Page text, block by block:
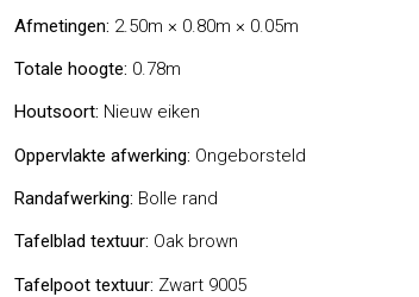
Afmetingen: 2.50m × 0.80m × 0.05m
Totale hoogte: 0.78m
Houtsoort: Nieuw eiken
Oppervlakte afwerking: Ongeborsteld
Randafwerking: Bolle rand
Tafelblad textuur: Oak brown
Tafelpoot textuur: Zwart 9005